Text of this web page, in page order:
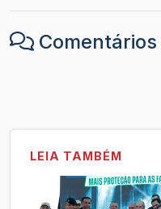
Comentários
LEIA TAMBÉM